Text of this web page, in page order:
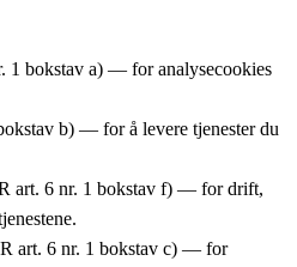
1 bokstav a) — for analysecookies
b) — for å levere tjenester du
art. 6 nr. 1 bokstav f) — for drift,
art. 6 nr. 1 bokstav c) — for